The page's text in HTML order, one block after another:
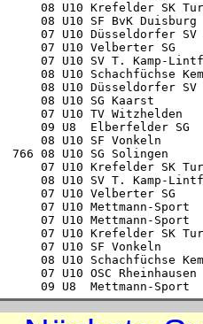
08 U10 Krefelder SK
08 U10 SF BvK
07 U10 Düsseldorfer
07 U10 Velberter SG
07 U10 SV T. Kamp-
08 U10 Schachfüchse
08 U10 Düsseldorfer SV
08 U10 SG Kaarst
07 U10 TV Witzhelden
09 U8  Elberfelder SG
U10 SF Vonkeln
08 U10 SG Solingen
07 U10 Krefelder SK
08 U10 SV T. Kamp-
07 U10 Velberter SG
07 U10 Mettmann-Sport
07 U10 Mettmann-
07 U10 Krefelder SK
U10 SF Vonkeln
U10 Schachfüchse
07 U10 OSC Rheinhausen
09 U8  Mettmann-Sport